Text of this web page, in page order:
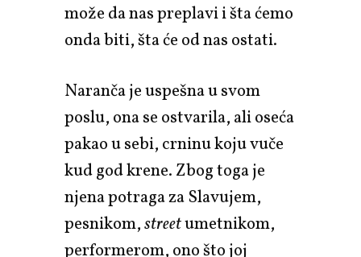
može da nas preplavi i šta ćemo
onda biti, šta će od nas ostati.
Naranča je uspešna u svom
poslu, ona se ostvarila, ali oseća
pakao u sebi, crninu koju vuče
kud god krene. Zbog toga je
njena potraga za Slavujem,
pesnikom,streetumetnikom,
performerom, ono što joj